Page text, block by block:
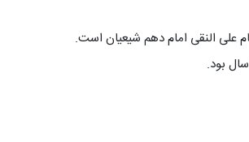
علی النقی امام دهم شیعیان است.